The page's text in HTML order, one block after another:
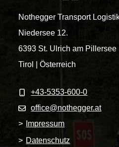
Nothegger Transport
Niedersee 12.
6393 St. Ulrich am Pillersee
Tirol | Österreich
+43-5353-600-0
office@nothegger.at
>
Impressum
> Datenschutz